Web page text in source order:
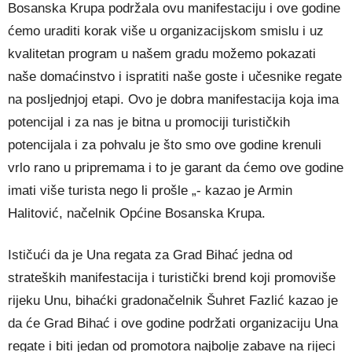
Bosanska Krupa podržala ovu manifestaciju i ove godine
ćemo uraditi korak više u organizacijskom smislu i uz
kvalitetan program u našem gradu možemo pokazati
naše domaćinstvo i ispratiti naše goste i učesnike regate
na posljednjoj etapi. Ovo je dobra manifestacija koja ima
potencijal i za nas je bitna u promociji turističkih
potencijala i za pohvalu je što smo ove godine krenuli
vrlo rano u pripremama i to je garant da ćemo ove godine
imati više turista nego li prošle „- kazao je Armin
Halitović, načelnik Općine Bosanska Krupa.
Ističući da je Una regata za Grad Bihać jedna od
strateških manifestacija i turistički brend koji promoviše
rijeku Unu, bihaćki gradonačelnik Šuhret Fazlić kazao je
da će Grad Bihać i ove godine podržati organizaciju Una
regate i biti jedan od promotora najbolje zabave na rijeci